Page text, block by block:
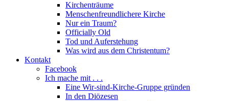
Kirchenträume
Menschenfreundlichere Kirche
Nur ein Traum?
Officially Old
Tod und Auferstehung
Was wird aus dem Christentum?
Kontakt
Facebook
Ich mache mit . . .
Eine Wir-sind-Kirche-Gruppe gründen
In den Diözesen